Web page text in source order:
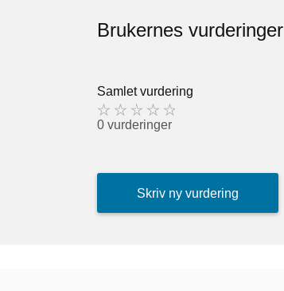
Brukernes vurderinger
Samlet vurdering
0 vurderinger
Skriv ny vurdering